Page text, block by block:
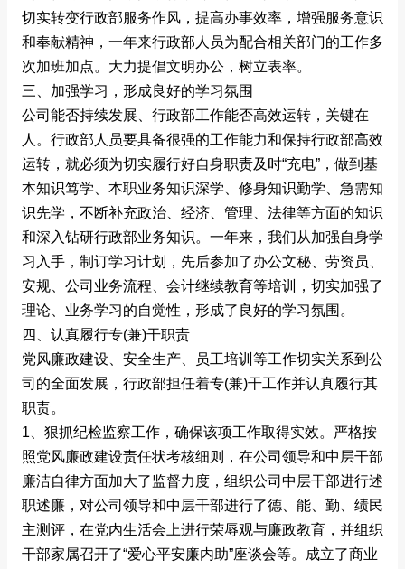
切实转变行政部服务作风，提高办事效率，增强服务意识
和奉献精神，一年来行政部人员为配合相关部门的工作多
次加班加点。大力提倡文明办公，树立表率。
三、加强学习，形成良好的学习氛围
公司能否持续发展、行政部工作能否高效运转，关键在
人。行政部人员要具备很强的工作能力和保持行政部高效
运转，就必须为切实履行好自身职责及时“充电”，做到基
本知识笃学、本职业务知识深学、修身知识勤学、急需知
识先学，不断补充政治、经济、管理、法律等方面的知识
和深入钻研行政部业务知识。一年来，我们从加强自身学
习入手，制订学习计划，先后参加了办公文秘、劳资员、
安规、公司业务流程、会计继续教育等培训，切实加强了
理论、业务学习的自觉性，形成了良好的学习氛围。
四、认真履行专(兼)干职责
党风廉政建设、安全生产、员工培训等工作切实关系到公
司的全面发展，行政部担任着专(兼)干工作并认真履行其
职责。
1、狠抓纪检监察工作，确保该项工作取得实效。严格按
照党风廉政建设责任状考核细则，在公司领导和中层干部
廉洁自律方面加大了监督力度，组织公司中层干部进行述
职述廉，对公司领导和中层干部进行了德、能、勤、绩民
主测评，在党内生活会上进行荣辱观与廉政教育，并组织
干部家属召开了“爱心平安廉内助”座谈会等。成立了商业